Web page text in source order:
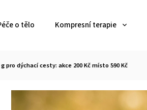
o tělo Kompresní terapie
g pro dýchací cesty: akce 200 Kč místo 590 Kč